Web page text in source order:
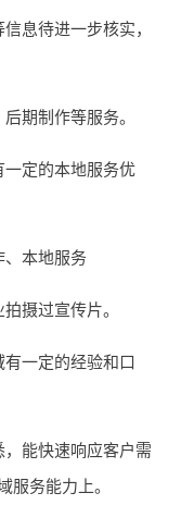
息待进一步核实，
期制作等服务。
一定的本地服务优
、本地服务
摄过宣传片。
有一定的经验和口
，能快速响应客户需
服务能力上。